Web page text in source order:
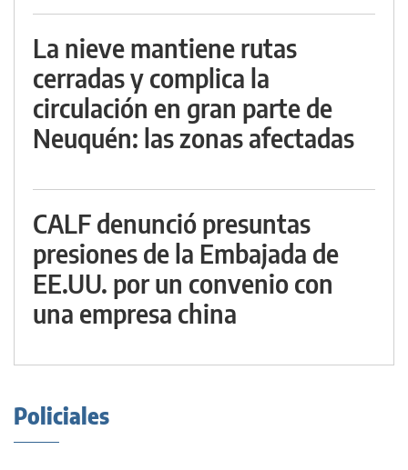
La nieve mantiene rutas
cerradas y complica la
circulación en gran parte de
Neuquén: las zonas afectadas
CALF denunció presuntas
presiones de la Embajada de
EE.UU. por un convenio con
una empresa china
Policiales